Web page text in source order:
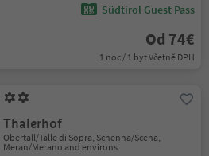
Südtirol Guest Pass
Od 74€
1 noc / 1 byt Včetně DPH
Thalerhof
Obertall/Talle di Sopra, Schenna/Scena,
Meran/Merano and environs